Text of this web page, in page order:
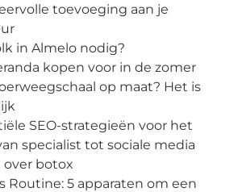
toevoeging aan je
in Almelo nodig?
kopen voor in de zomer
op maat? Het is
SEO-strategieën voor het
specialist tot sociale media
over botox
Routine: 5 apparaten om een